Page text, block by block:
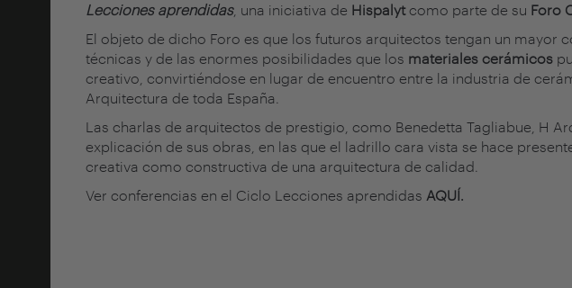
Lecciones aprendidas, una iniciativa de Hispalytcomo parte de su Foro
El objeto de dicho Foro es que los futuros arquitectos tengan un mayor
técnicas y de las enormes posibilidades que los materiales cerámicos
creativo, convirtiéndose en lugar de encuentro entre la industria de
Arquitectura de toda España.
Las charlas de arquitectos de prestigio, como Benedetta Tagliabue, H
explicación de sus obras, en las que el ladrillo cara vista se hace
creativa como constructiva de una arquitectura de calidad.
Ver conferencias en el Ciclo Lecciones aprendidas AQUÍ.